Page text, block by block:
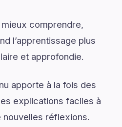
comprendre,
l’apprentissage plus
et approfondie.
apporte à la fois des
explications faciles à
nouvelles réflexions.